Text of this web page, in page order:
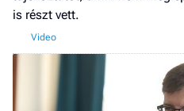
is részt vett.